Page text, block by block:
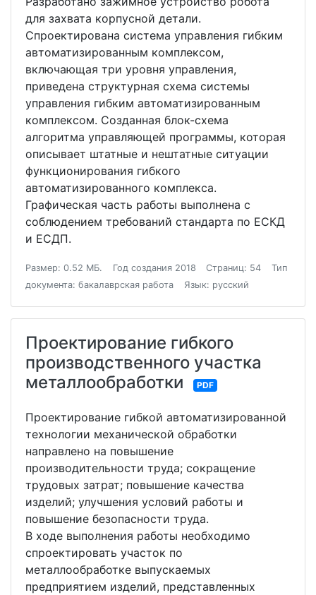
для захвата корпусной детали.
Спроектирована система управления гибким
автоматизированным комплексом,
включающая три уровня управления,
приведена структурная схема системы
управления гибким автоматизированным
комплексом. Созданная блок-схема
алгоритма управляющей программы, которая
описывает штатные и нештатные ситуации
функционирования гибкого
автоматизированного комплекса.
Графическая часть работы выполнена с
соблюдением требований стандарта по ЕСКД
и ЕСДП.
Размер: 0.52 МБ. Год создания 2018 Страниц: 54
Тип
документа: бакалаврская работа
Язык: русский
Проектирование гибкого
производственного участка
металлообработки
PDF
Проектирование гибкой автоматизированной
технологии механической обработки
направлено на повышение
производительности труда; сокращение
трудовых затрат; повышение качества
изделий; улучшения условий работы и
повышение безопасности труда.
В ходе выполнения работы необходимо
спроектировать участок по
металлообработке выпускаемых
предприятием изделий, представленных